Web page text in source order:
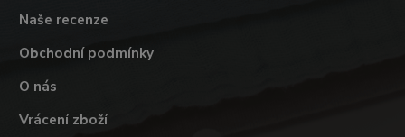
Naše recenze
Obchodní podmínky
O nás
Vrácení zboží